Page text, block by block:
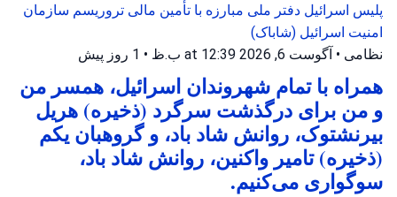
پلیس اسرائیل دفتر ملی مبارزه با تأمین مالی تروریسم سازمان
امنیت اسرائیل (شاباک)
نظامی • آگوست 6, 2026 at 12:39 ب.ظ • 1 روز پیش
همراه با تمام شهروندان اسرائیل، همسر من
و من برای درگذشت سرگرد (ذخیره) هریل
بیرنشتوک، روانش شاد باد، و گروهبان یکم
(ذخیره) تامیر واکنین، روانش شاد باد،
سوگواری می‌کنیم.